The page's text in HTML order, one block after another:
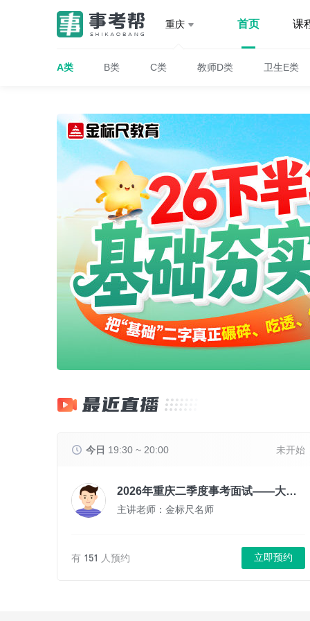
重庆 首页 课
A类 B类 C类 教师D类 卫生E类
最近直播
今日 19:30 ~ 20:00 未开始
2026年重庆二季度事考面试——大咖考前密押【综合岗】
主讲老师：金标尺名师
有 151 人预约 立即预约